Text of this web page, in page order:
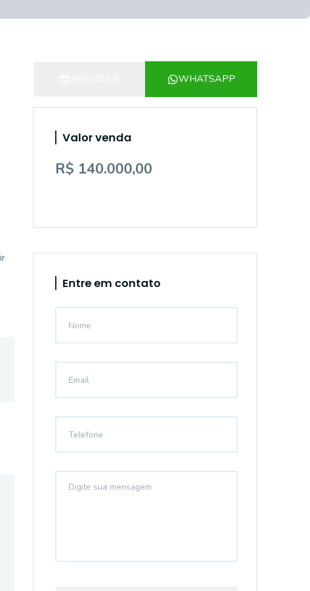
WHATSAPP
Valor venda
R$ 140.000,00
Entre em contato